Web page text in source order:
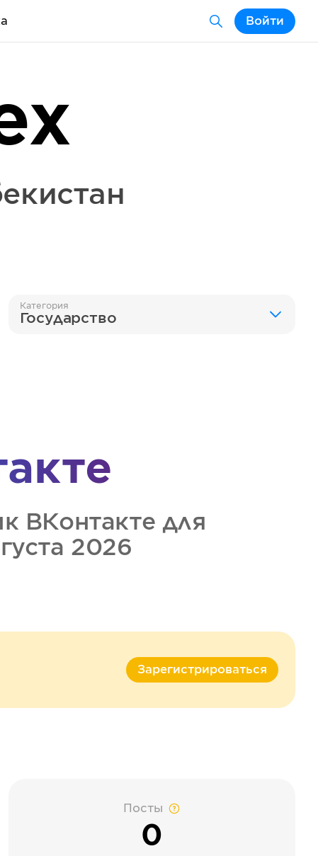
Войти
Категория
Государство
ВКонтакте для
2026
Зарегистрироваться
Посты
0